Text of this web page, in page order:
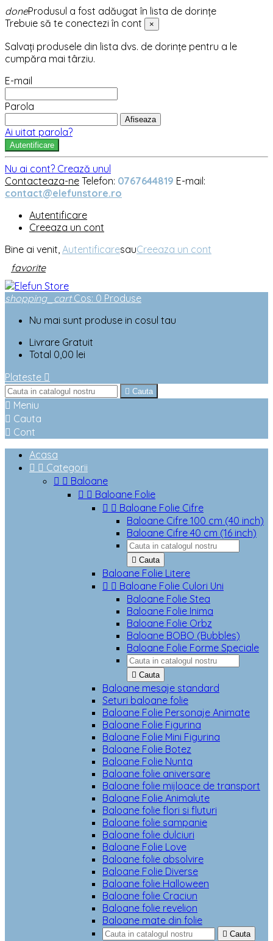
doneProdusul a fost adăugat în lista de dorințe
Trebuie să te conectezi în cont
×
Salvați produsele din lista dvs. de dorințe pentru a le
cumpăra mai târziu.
E-mail
Parola
Afiseaza
Ai uitat parola?
Autentificare
Nu ai cont? Crează unul
Contacteaza-ne Telefon: 0767644819 E-mail:
contact@elefunstore.ro
Autentificare
Creeaza un cont
Bine ai venit, AutentificaresauCreeaza un cont
favorite
shopping_cart Cos: 0 Produse
Nu mai sunt produse in cosul tau
Livrare Gratuit
Total 0,00 lei
Plateste 
 Cauta
 Meniu
 Cauta
 Cont
Acasa
  Categorii
  Baloane
  Baloane Folie
  Baloane Folie Cifre
Baloane Cifre 100 cm (40 inch)
Baloane Cifre 40 cm (16 inch)
 Cauta
Baloane Folie Litere
  Baloane Folie Culori Uni
Baloane Folie Stea
Baloane Folie Inima
Baloane Folie Orbz
Baloane BOBO (Bubbles)
Baloane Folie Forme Speciale
 Cauta
Baloane mesaje standard
Seturi baloane folie
Baloane Folie Personaje Animate
Baloane Folie Figurina
Baloane Folie Mini Figurina
Baloane Folie Botez
Baloane Folie Nunta
Baloane folie aniversare
Baloane folie mijloace de transport
Baloane Folie Animalute
Baloane folie flori si fluturi
Baloane folie sampanie
Baloane folie dulciuri
Baloane Folie Love
Baloane folie absolvire
Baloane Folie Diverse
Baloane folie Halloween
Baloane folie Craciun
Baloane folie revelion
Baloane mate din folie
 Cauta